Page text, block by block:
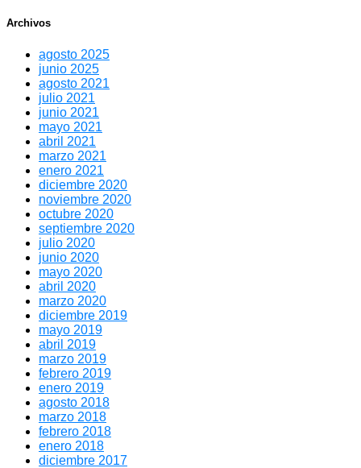
Archivos
agosto 2025
junio 2025
agosto 2021
julio 2021
junio 2021
mayo 2021
abril 2021
marzo 2021
enero 2021
diciembre 2020
noviembre 2020
octubre 2020
septiembre 2020
julio 2020
junio 2020
mayo 2020
abril 2020
marzo 2020
diciembre 2019
mayo 2019
abril 2019
marzo 2019
febrero 2019
enero 2019
agosto 2018
marzo 2018
febrero 2018
enero 2018
diciembre 2017